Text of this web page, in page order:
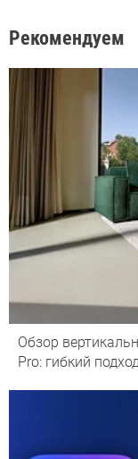
Рекомендуем
Обзор
Pro: гибкий